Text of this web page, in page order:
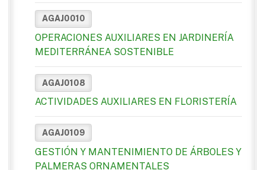
AGAJ0010
OPERACIONES AUXILIARES EN JARDINERÍA
MEDITERRÁNEA SOSTENIBLE
AGAJ0108
ACTIVIDADES AUXILIARES EN FLORISTERÍA
AGAJ0109
GESTIÓN Y MANTENIMIENTO DE ÁRBOLES Y
PALMERAS ORNAMENTALES